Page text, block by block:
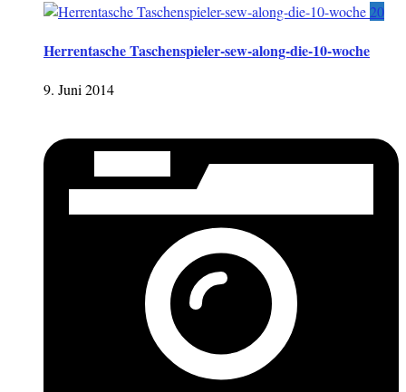
20
Herrentasche Taschenspieler-sew-along-die-10-woche
9. Juni 2014